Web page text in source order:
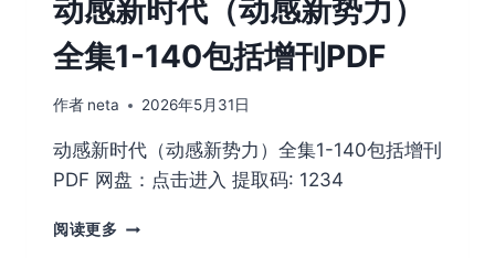
动感新时代（动感新势力）
全集1-140包括增刊PDF
作者 neta 2026年5月31日
动感新时代（动感新势力）全集1-140包括增刊
PDF 网盘：点击进入 提取码: 1234
阅读更多 动